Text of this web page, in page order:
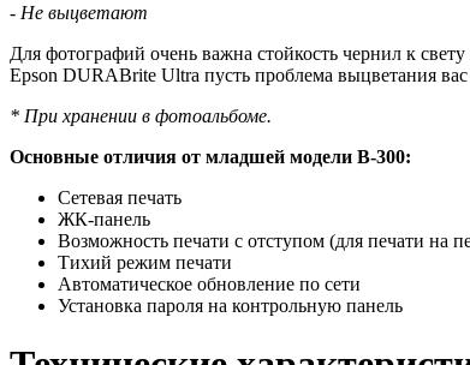
- Не выцветают
Для фотографий очень важна стойкость чернил к
Epson DURABrite Ultra пусть проблема выцветания вас
* При хранении в фотоальбоме.
Основные отличия от младшей модели B-300:
Сетевая печать
ЖК-панель
Возможность печати с отступом (для печати на
Тихий режим печати
Автоматическое обновление по сети
Установка пароля на контрольную панель